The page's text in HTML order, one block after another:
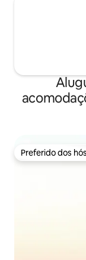
Preferido dos
Preferido dos